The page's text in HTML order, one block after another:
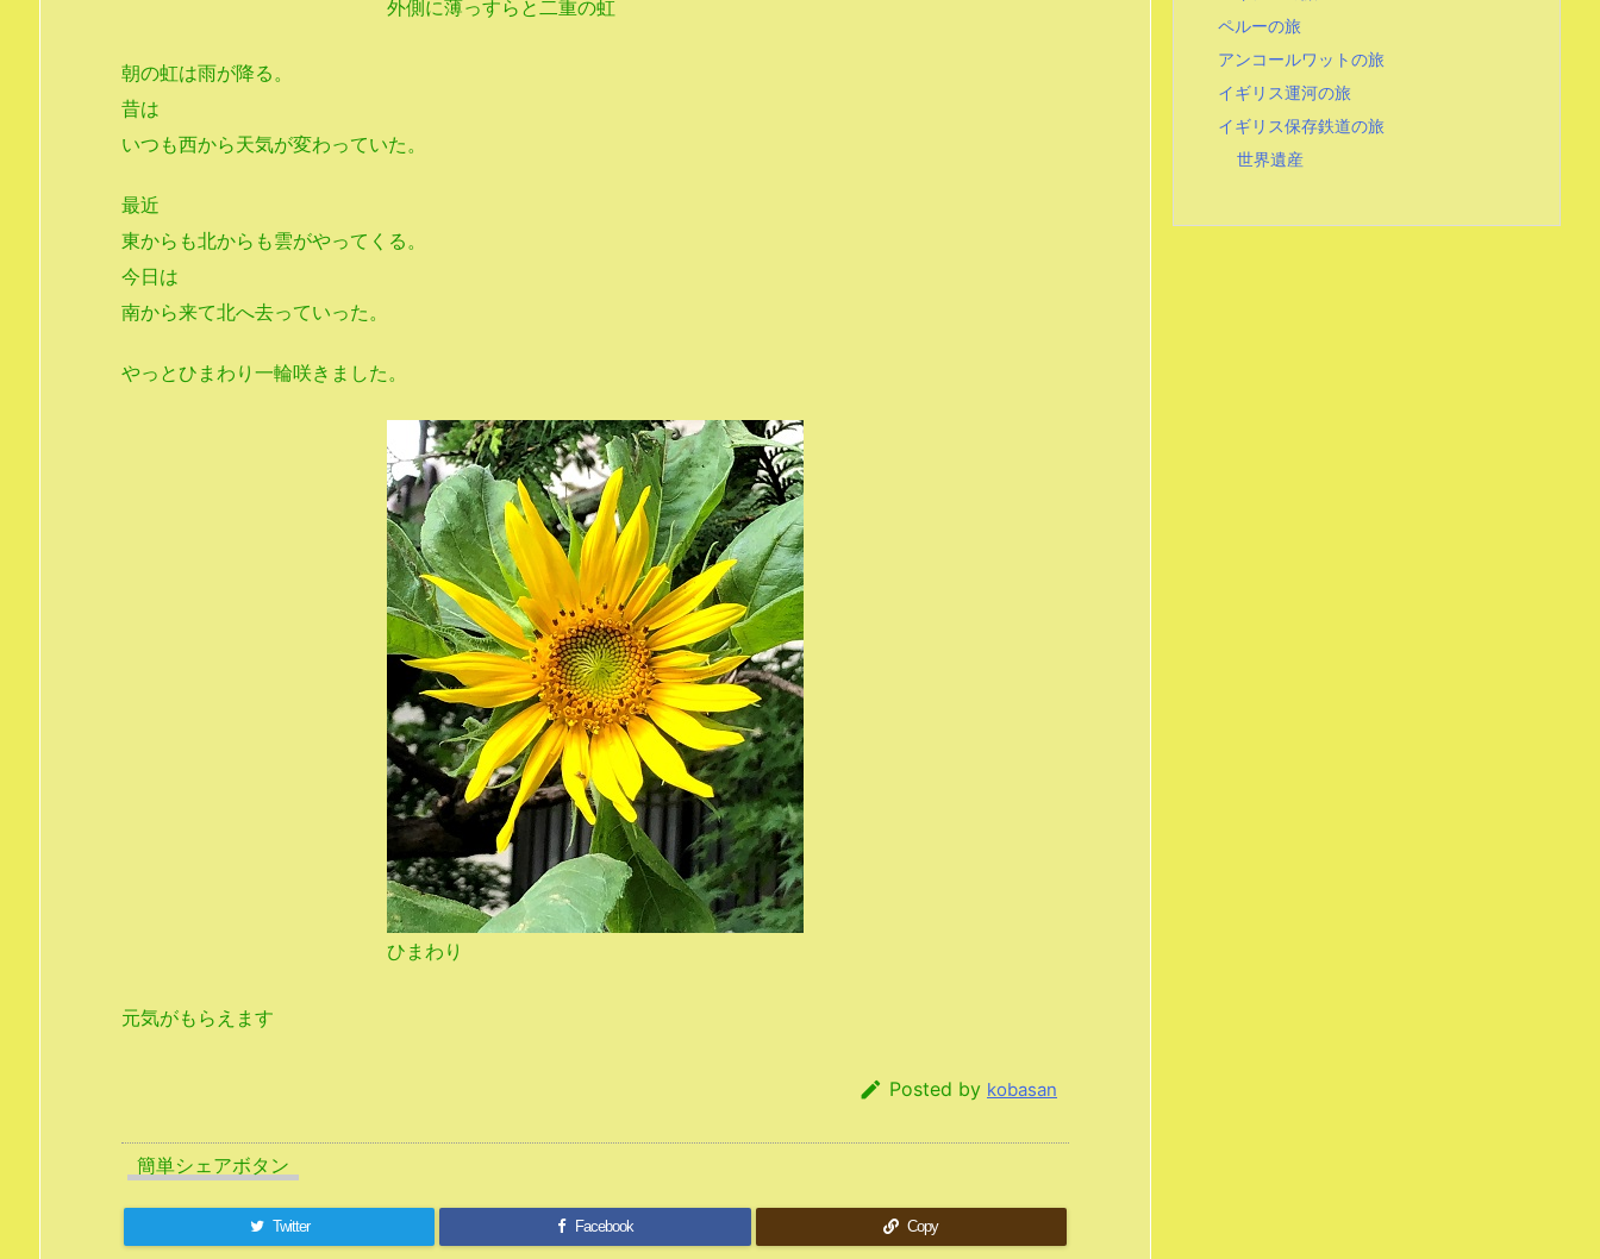
外側に薄っすらと二重の虹
朝の虹は雨が降る。
昔は
いつも西から天気が変わっていた。
最近
東からも北からも雲がやってくる。
今日は
南から来て北へ去っていった。
やっとひまわり一輪咲きました。
ひまわり
元気がもらえます
 Posted by kobasan
簡単シェアボタン
Twitter Facebook Copy
ペルーの旅
アンコールワットの旅
イギリス運河の旅
イギリス保存鉄道の旅
世界遺産